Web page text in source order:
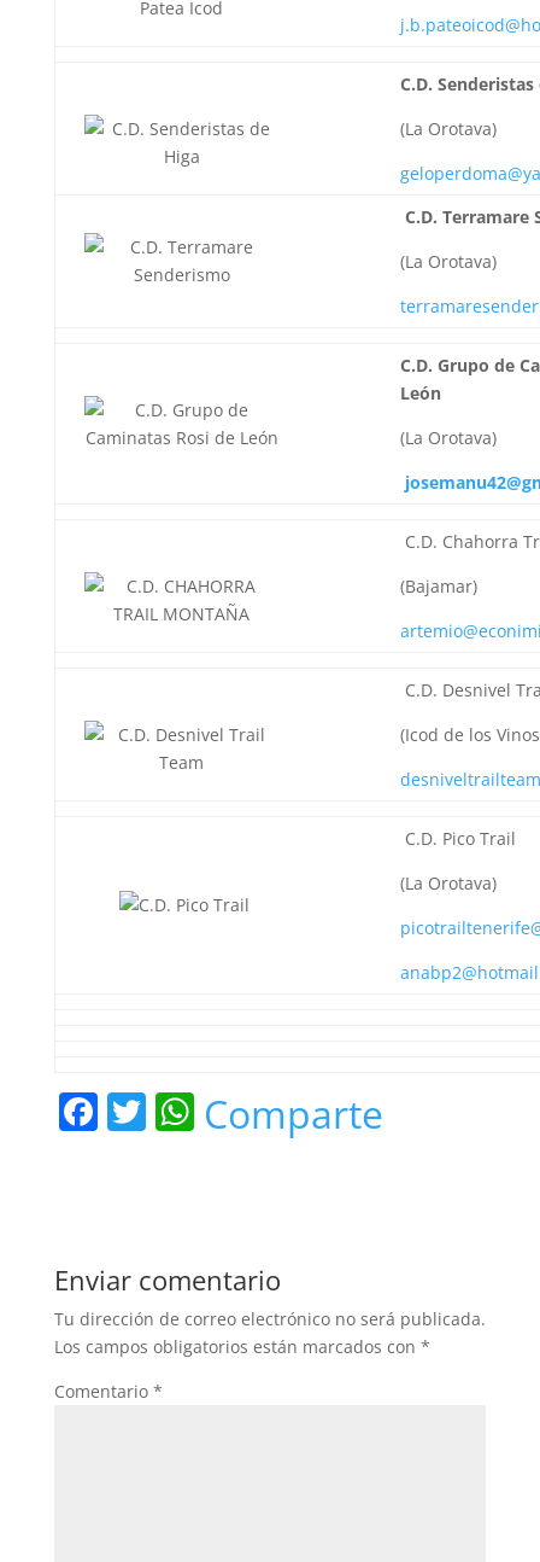
C.D. Senderistas
(La Orotava)
C.D. Terramare
(La Orotava)
C.D. Grupo de
León
(La Orotava)
C.D. Chahorra
(Bajamar)
C.D. Desnivel
(Icod de los
C.D. Pico Trail
(La Orotava)
F
b
o
o
k
T W
A
p
p
Comparte
Enviar comentario
Tu dirección de correo electrónico no será publicada.
Los campos obligatorios están marcados con *
Comentario *